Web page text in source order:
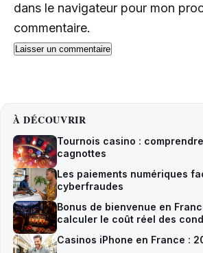
dans le navigateur pour mon
commentaire.
À DÉCOUVRIR
Tournois casino :
cagnottes
Les paiements numériques
cyberfraudes
Bonus de bienvenue en
calculer le coût réel des
Casinos iPhone en France :